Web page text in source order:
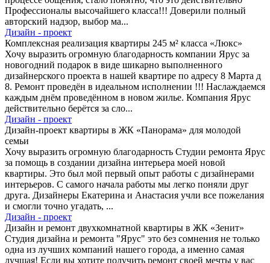
Профессионалы высочайшего класса!!! Доверили полный
авторский надзор, выбор ма...
Дизайн - проект
Комплексная реализация квартиры 245 м² класса «Люкс»
Хочу выразить огромную благодарность компании Ярус за
новогодний подарок в виде шикарно выполненного
дизайнерского проекта в нашей квартире по адресу 8 Марта д
8. Ремонт проведён в идеальном исполнении !!! Наслаждаемся
каждым днём проведённом в новом жилье. Компания Ярус
действительно берётся за сло...
Дизайн - проект
Дизайн-проект квартиры в ЖК «Панорама» для молодой
семьи
Хочу выразить огромную благодарность Студии ремонта Ярус
за помощь в создании дизайна интерьера моей новой
квартиры. Это был мой первый опыт работы с дизайнерами
интерьеров. С самого начала работы мы легко поняли друг
друга. Дизайнеры Екатерина и Анастасия учли все пожелания
и смогли точно угадать, ...
Дизайн - проект
Дизайн и ремонт двухкомнатной квартиры в ЖК «Зенит»
Студия дизайна и ремонта "Ярус" это без сомнения не только
одна из лучших компаний нашего города, а именно самая
лучшая! Если вы хотите получить ремонт своей мечты у вас